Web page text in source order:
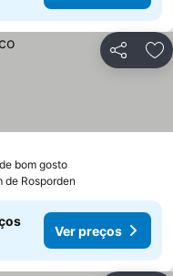
Partilhar
bom gostoVer preços
de Rosporden
Ver preços